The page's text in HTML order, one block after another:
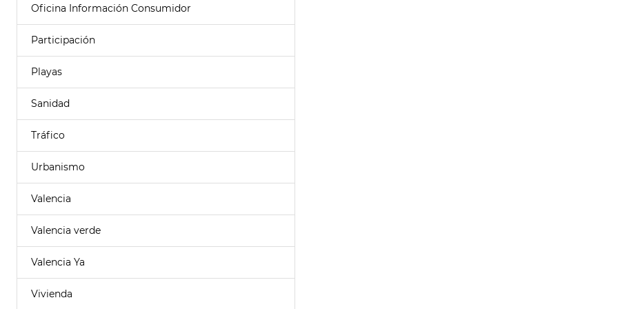
Oficina Información Consumidor
Participación
Playas
Sanidad
Tráfico
Urbanismo
Valencia
Valencia verde
Valencia Ya
Vivienda